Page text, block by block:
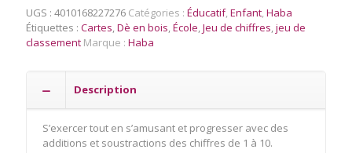
2,
3
Trésor
UGS : 4010168227276 Catégories : Éducatif, Enfant Haba
Étiquettes : Cartes Dè en bois École Jeu de chiffres jeu de
classement Marque : Haba
Description
S’exercer tout en s’amusant et progresser avec des
additions et soustractions des chiffres de 1 à 10.